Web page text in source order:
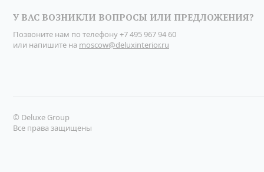
У ВАС ВОЗНИКЛИ ВОПРОСЫ ИЛИ ПРЕДЛОЖЕНИЯ?
Позвоните нам по телефону+7 495 967 94 60
или напишите на moscow@deluxinterior.ru
© Deluxe Group
Все права защищены